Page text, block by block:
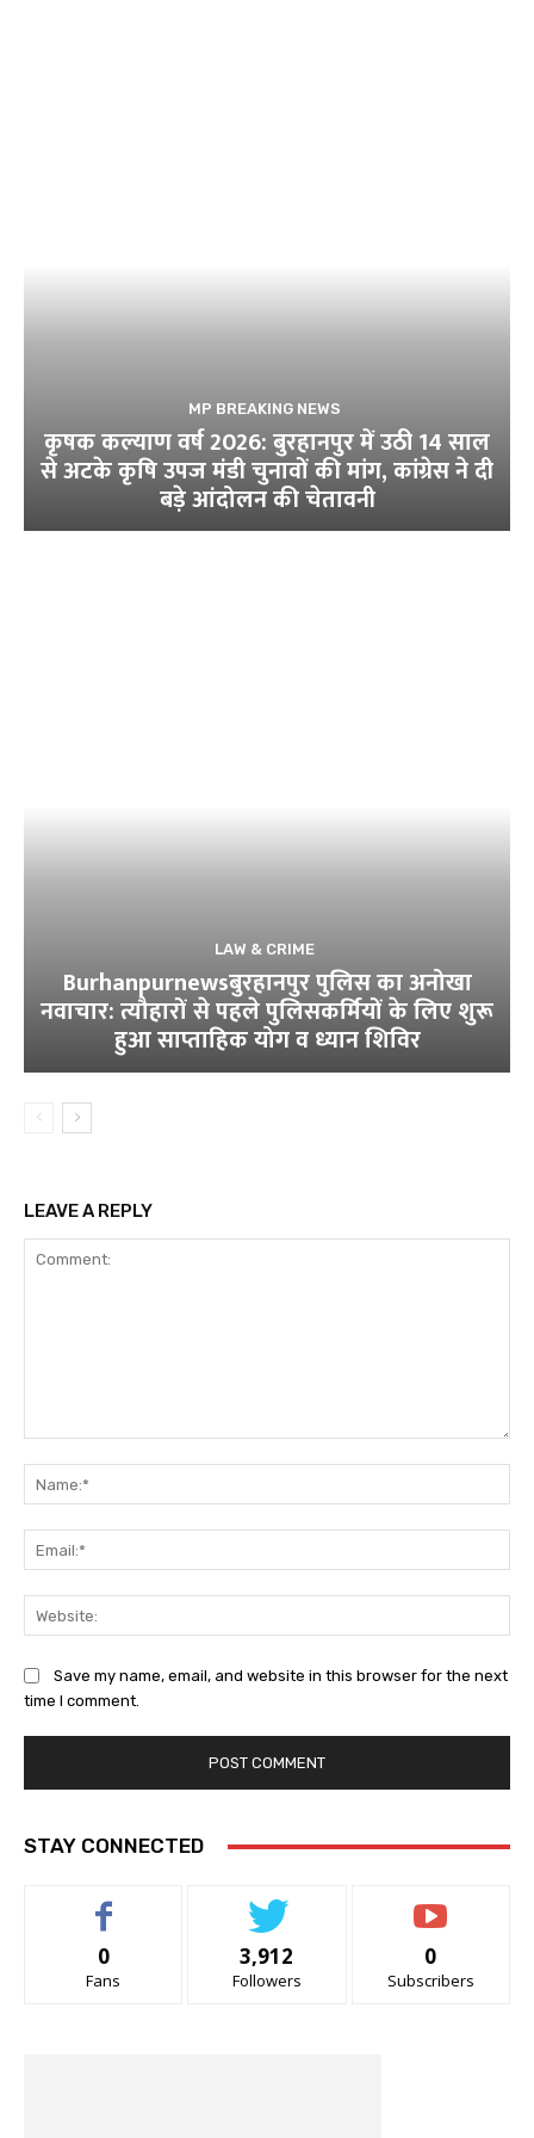
MP BREAKING NEWS
कृषक कल्याण वर्ष 2026: बुरहानपुर में उठी 14 साल
से अटके कृषि उपज मंडी चुनावों की मांग, कांग्रेस ने दी
बड़े आंदोलन की चेतावनी
LAW & CRIME
Burhanpurnewsबुरहानपुर पुलिस का अनोखा
नवाचार: त्यौहारों से पहले पुलिसकर्मियों के लिए शुरू
हुआ साप्ताहिक योग व ध्यान शिविर
LEAVE A REPLY
Save my name, email, and website in this browser for the next
time I comment.
STAY CONNECTED
0
Fans
3,912
Followers
0
Subscribers